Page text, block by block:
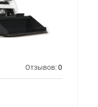
Отзывов:0